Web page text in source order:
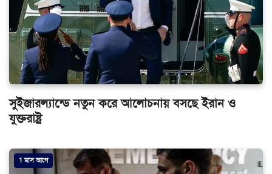
সুইজারল্যান্ডে নতুন করে আলোচনায় বসছে ইরান ও
যুক্তরাষ্ট্র
1 মাস আগে